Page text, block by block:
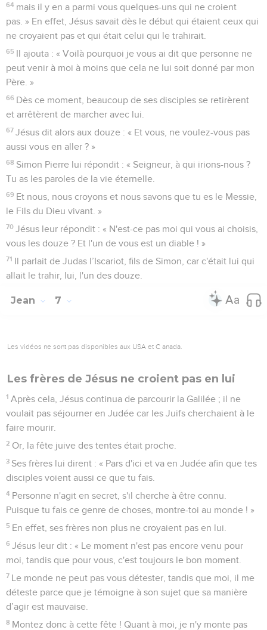
64 mais il y en a parmi vous quelques-uns qui ne croient
pas. » En effet, Jésus savait dès le début qui étaient ceux qui
ne croyaient pas et qui était celui qui le trahirait.
65 Il ajouta : « Voilà pourquoi je vous ai dit que personne ne
peut venir à moi à moins que cela ne lui soit donné par mon
Père. »
66 Dès ce moment, beaucoup de ses disciples se retirèrent
et arrêtèrent de marcher avec lui.
67 Jésus dit alors aux douze : « Et vous, ne voulez-vous pas
aussi vous en aller ? »
68 Simon Pierre lui répondit : « Seigneur, à qui irions-nous ?
Tu as les paroles de la vie éternelle.
69 Et nous, nous croyons et nous savons que tu es le Messie,
le Fils du Dieu vivant. »
70 Jésus leur répondit : « N'est-ce pas moi qui vous ai choisis,
vous les douze ? Et l'un de vous est un diable ! »
71 Il parlait de Judas l’Iscariot, fils de Simon, car c'était lui qui
allait le trahir, lui, l'un des douze.
Jean 7
Les vidéos ne sont pas disponibles aux USA et C anada.
Les frères de Jésus ne croient pas en lui
1 Après cela, Jésus continua de parcourir la Galilée ; il ne
voulait pas séjourner en Judée car les Juifs cherchaient à le
faire mourir.
2 Or, la fête juive des tentes était proche.
3 Ses frères lui dirent : « Pars d'ici et va en Judée afin que tes
disciples voient aussi ce que tu fais.
4 Personne n'agit en secret, s'il cherche à être connu.
Puisque tu fais ce genre de choses, montre-toi au monde ! »
5 En effet, ses frères non plus ne croyaient pas en lui.
6 Jésus leur dit : « Le moment n'est pas encore venu pour
moi, tandis que pour vous, c'est toujours le bon moment.
7 Le monde ne peut pas vous détester, tandis que moi, il me
déteste parce que je témoigne à son sujet que sa manière
d’agir est mauvaise.
8 Montez donc à cette fête ! Quant à moi, je n'y monte pas